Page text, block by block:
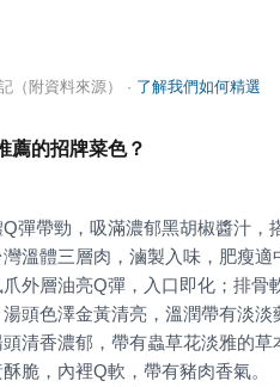
（附資料來源） · 了解我們如何精選
薦的招牌菜色？